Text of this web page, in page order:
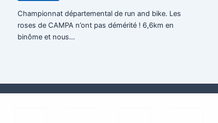
Championnat départemental de run and bike. Les
roses de CAMPA n’ont pas démérité ! 6,6km en
binôme et nous…